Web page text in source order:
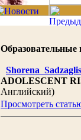
Образовательные
Shorena
ADOLESCENT
Английский)
Просмотреть